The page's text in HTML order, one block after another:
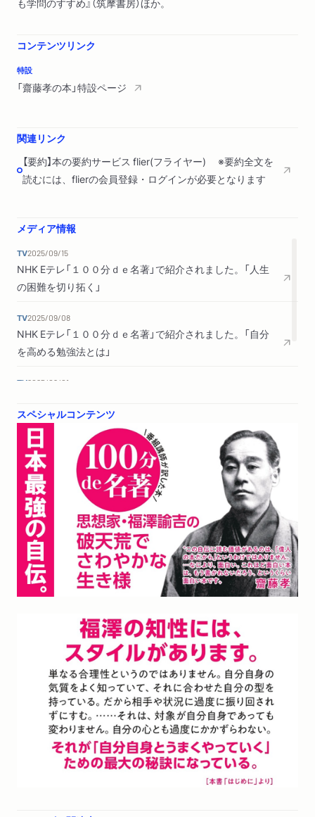
第六編 初めてアメリカに渡る
咸臨丸／出発／ドル散乱／日本人の誇り／歓迎の祝砲／馬車や
日本に着く／幕府に雇われる
第七編 ヨーロッパ各国に行く
第八編 明治維新のころ
傲慢な上士族を軽蔑する／幕府の空威張りと頑固さ／新政府に
は仕えない／日本ではじめて授業料をとる／慶応義塾の役割／
第九編 暗殺の心配と様々な試み
暗殺の恐ろしさ／暗殺されかかった話／疑心暗鬼、互いに走る
第十編 金銭について
借金はけっしてしない／卑劣な金儲け／金を預けるのも面倒／
愚痴は言わない／按摩を学ぶ
第十一編 品行と家庭、そして老後
大親友はいない／女性とも平気で接する／子どもは差別なく可
愛がる／教育は体育が先／なぜ仕官しないか／時事新報／極端
な事態を想像する／身体の養生／ようやく節酒／身体運動／人
生愉快なことばかり
福澤諭吉略年譜
コンテンツリンク
特設
「齋藤孝の本」特設ページ
関連リンク
【要約】本の要約サービス flier(フライヤー) ※要約全文を
読むには、flierの会員登録・ログインが必要となります
メディア情報
TV2025/09/15
NHK Eテレ「１００分ｄｅ名著」で紹介されました。「人生
の困難を切り拓く」
TV2025/09/08
NHK Eテレ「１００分ｄｅ名著」で紹介されました。「自分
を高める勉強法とは」
TV2025/09/01
リと晴れた独立精神」
スペシャルコンテンツ